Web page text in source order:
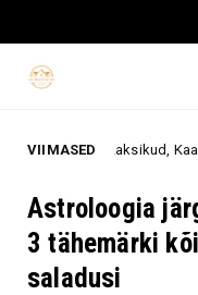
VIIMASED
Kaksikud, Kaalud ja
Astroloogia
3 tähemärki
saladusi